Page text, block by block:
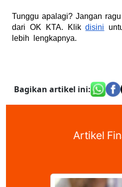
Tunggu apalagi? Jangan
dari OK KTA. Klik disini
lebih  lengkapnya.
Bagikan artikel ini:
Artikel